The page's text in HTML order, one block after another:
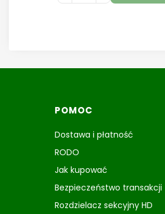
Linki w stopce
POMOC
Dostawa i płatność
RODO
Jak kupować
Bezpieczeństwo transakcji
Rozdzielacz sekcyjny HD